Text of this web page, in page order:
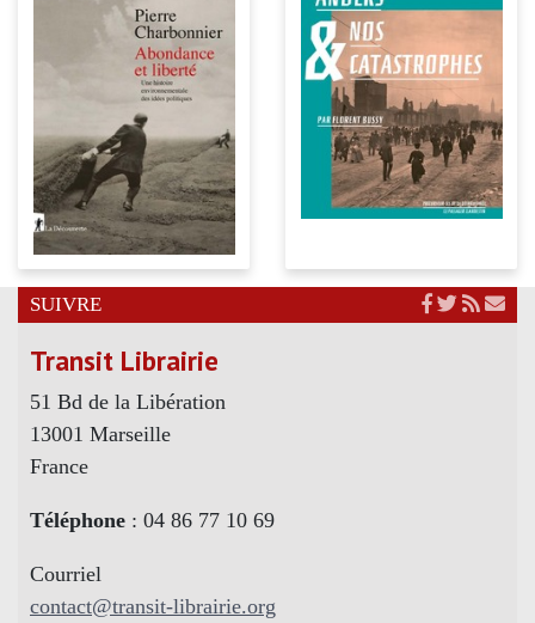
SUIVRE
Transit Librairie
51 Bd de la Libération
13001 Marseille
France
Téléphone : 04 86 77 10 69
Courriel
contact@transit-librairie.org